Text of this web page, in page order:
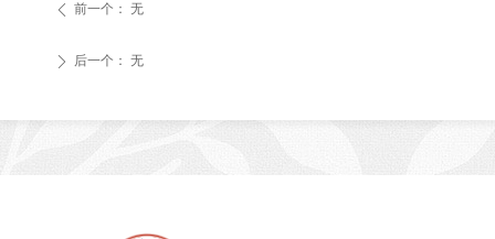
ꄴ 前一个： 无
ꄲ 后一个： 无